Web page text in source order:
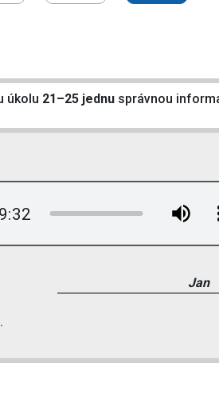
úkolu 21–25 jednu správnou
Jan